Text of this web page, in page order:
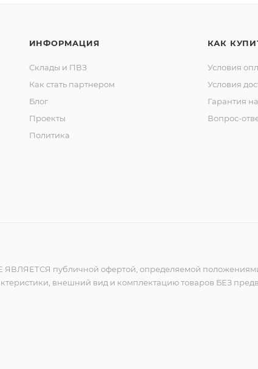
ИНФОРМАЦИЯ
Склады и ПВЗ
Как стать партнером
Блог
Проекты
Политика
КАК
Условия
Условия
Гарантия
Вопрос-
публичной офертой, определяемой положениями
внешний вид и комплектацию товаров БЕЗ